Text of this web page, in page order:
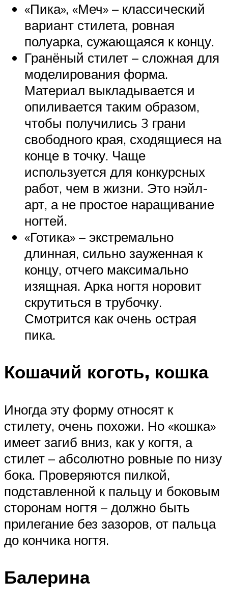
«Пика», «Меч» – классический
вариант стилета, ровная
полуарка, сужающаяся к концу.
Гранёный стилет – сложная для
моделирования форма.
Материал выкладывается и
опиливается таким образом,
чтобы получились 3 грани
свободного края, сходящиеся на
конце в точку. Чаще
используется для конкурсных
работ, чем в жизни. Это нэйл-
арт, а не простое наращивание
ногтей.
«Готика» – экстремально
длинная, сильно зауженная к
концу, отчего максимально
изящная. Арка ногтя норовит
скрутиться в трубочку.
Смотрится как очень острая
пика.
Кошачий коготь, кошка
Иногда эту форму относят к
стилету, очень похожи. Но «кошка»
имеет загиб вниз, как у когтя, а
стилет – абсолютно ровные по низу
бока. Проверяются пилкой,
подставленной к пальцу и боковым
сторонам ногтя – должно быть
прилегание без зазоров, от пальца
до кончика ногтя.
Балерина